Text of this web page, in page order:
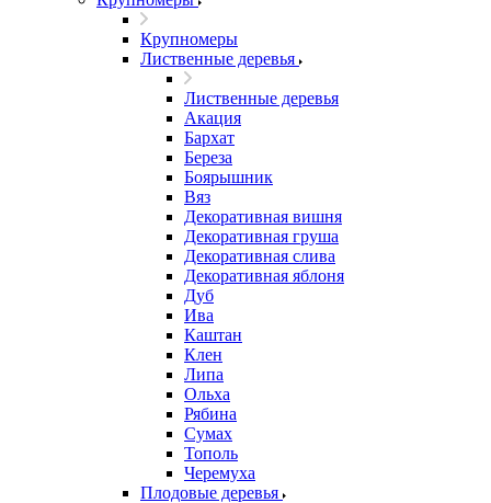
Крупномеры
Лиственные деревья
Лиственные деревья
Акация
Бархат
Береза
Боярышник
Вяз
Декоративная вишня
Декоративная груша
Декоративная слива
Декоративная яблоня
Дуб
Ива
Каштан
Клен
Липа
Ольха
Рябина
Сумах
Тополь
Черемуха
Плодовые деревья